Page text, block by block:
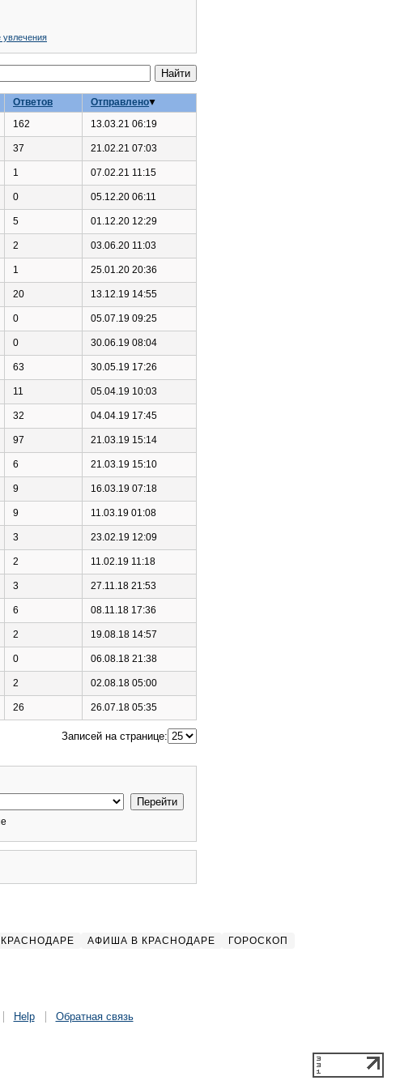
увлечения
Ответов
Отправлено
162 13.03.21 06:19
37 21.02.21 07:03
1 07.02.21 11:15
0 05.12.20 06:11
5 01.12.20 12:29
2 03.06.20 11:03
1 25.01.20 20:36
20 13.12.19 14:55
0 05.07.19 09:25
0 30.06.19 08:04
63 30.05.19 17:26
11 05.04.19 10:03
32 04.04.19 17:45
97 21.03.19 15:14
6 21.03.19 15:10
9 16.03.19 07:18
9 11.03.19 01:08
3 23.02.19 12:09
2 11.02.19 11:18
3 27.11.18 21:53
6 08.11.18 17:36
2 19.08.18 14:57
0 06.08.18 21:38
2 02.08.18 05:00
26 26.07.18 05:35
Записей на странице:
АФИША В КРАСНОДАРЕ
ГОРОСКОП
Help Обратная связь